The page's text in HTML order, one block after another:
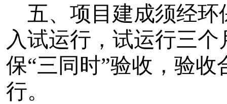
五、项目建成须经
入试运行，试运行三
保“三同时”验收，验
行。